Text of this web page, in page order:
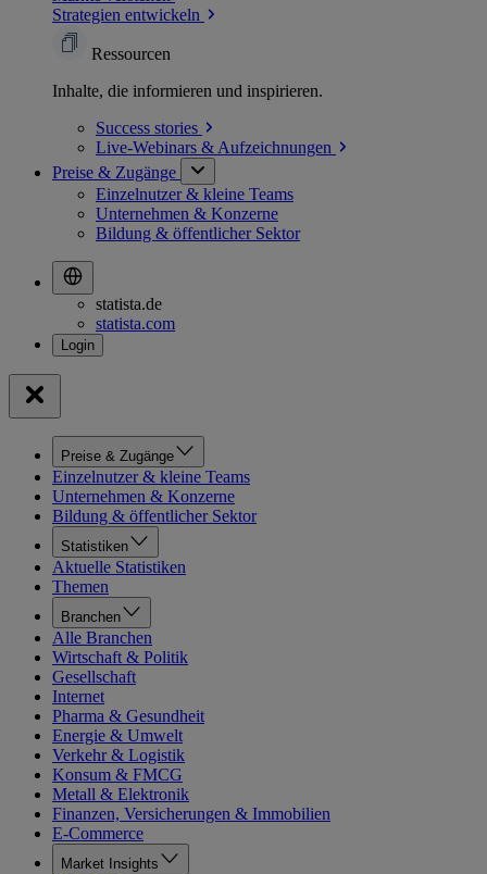
Strategien entwickeln
Ressourcen
Inhalte, die informieren und inspirieren.
Success stories
Live-Webinars & Aufzeichnungen
Preise & Zugänge
Einzelnutzer & kleine Teams
Unternehmen & Konzerne
Bildung & öffentlicher Sektor
statista.de
statista.com
Preise & Zugänge
Einzelnutzer & kleine Teams
Unternehmen & Konzerne
Bildung & öffentlicher Sektor
Statistiken
Aktuelle Statistiken
Themen
Branchen
Alle Branchen
Wirtschaft & Politik
Gesellschaft
Internet
Pharma & Gesundheit
Energie & Umwelt
Verkehr & Logistik
Konsum & FMCG
Metall & Elektronik
Finanzen, Versicherungen & Immobilien
E-Commerce
Market Insights